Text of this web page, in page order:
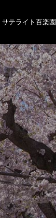
サテライト百楽園